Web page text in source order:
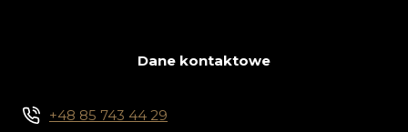
Dane kontaktowe
+48 85 743 44 29